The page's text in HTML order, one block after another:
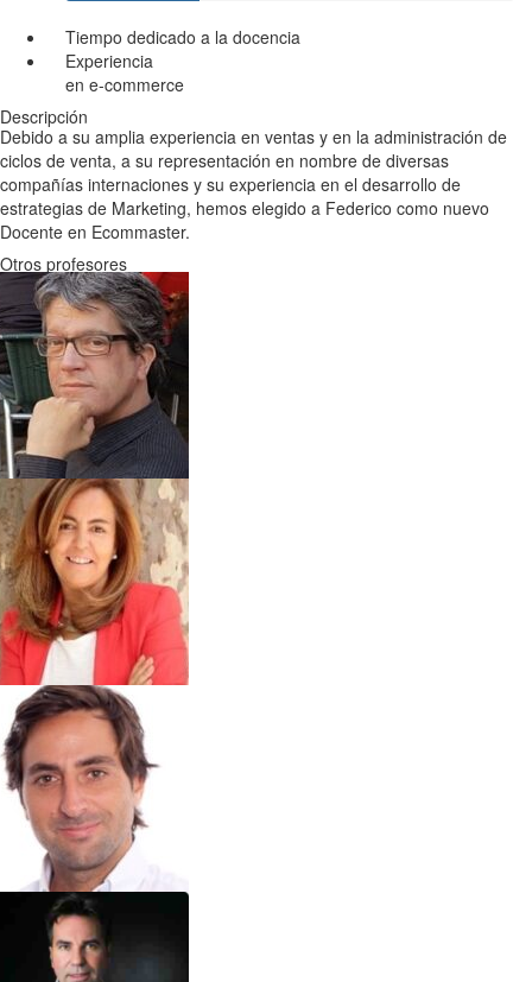
Tiempo dedicado a la docencia
Experiencia
en e-commerce
Descripción
Debido a su amplia experiencia en ventas y en la administración de
ciclos de venta, a su representación en nombre de diversas
compañías internaciones y su experiencia en el desarrollo de
estrategias de Marketing, hemos elegido a Federico como nuevo
Docente en Ecommaster.
Otros profesores